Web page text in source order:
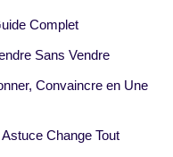
Complet
Sans Vendre
Convaincre en Une
Change Tout